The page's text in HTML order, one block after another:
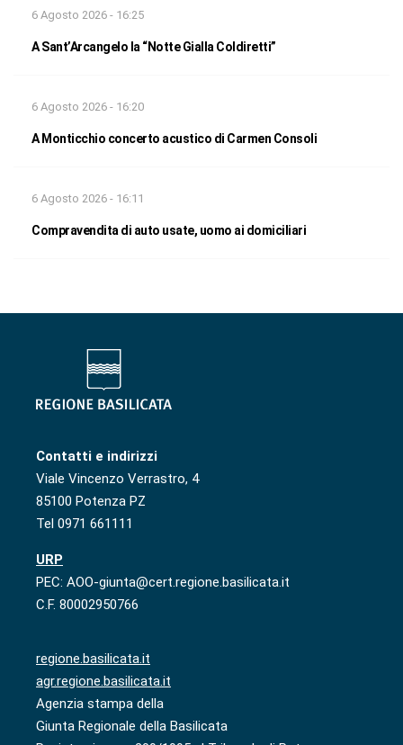
6 Agosto 2026 - 16:25
A Sant’Arcangelo la “Notte Gialla Coldiretti”
6 Agosto 2026 - 16:20
A Monticchio concerto acustico di Carmen Consoli
6 Agosto 2026 - 16:11
Compravendita di auto usate, uomo ai domiciliari
Contatti e indirizzi
Viale Vincenzo Verrastro, 4
85100 Potenza PZ
Tel 0971 661111
URP
PEC: AOO-giunta@cert.regione.basilicata.it
C.F. 80002950766
regione.basilicata.it
agr.regione.basilicata.it
Agenzia stampa della
Giunta Regionale della Basilicata